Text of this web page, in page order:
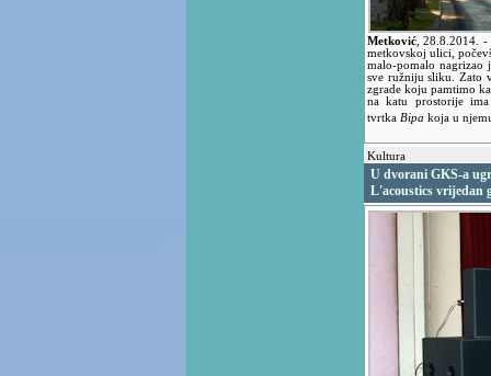
Metković ,28.8.2014. -
metkovskoj ulici,
malo-pomalo nagrizao
sve ružniju sliku. Zato
zgrade koju pamtimo
na katu prostorije
tvrtka Bipa koja u
Kultura
U dvorani GKS-a
L'acoustics vrijedan